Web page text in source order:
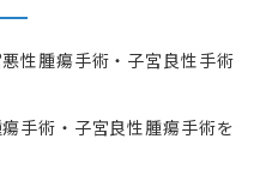
性腫瘍手術・子宮良性手術
手術・子宮良性腫瘍手術を